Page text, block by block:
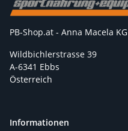
PB-Shop.at - Anna Macela KG
Wildbichlerstrasse 39
A-6341 Ebbs
Österreich
Informationen